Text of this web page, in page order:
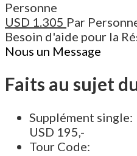
Personne
USD 1.305 Par
Besoin d'aide pour la
Nous un Message
Faits au sujet
Supplément single:
USD 195,-
Tour Code: